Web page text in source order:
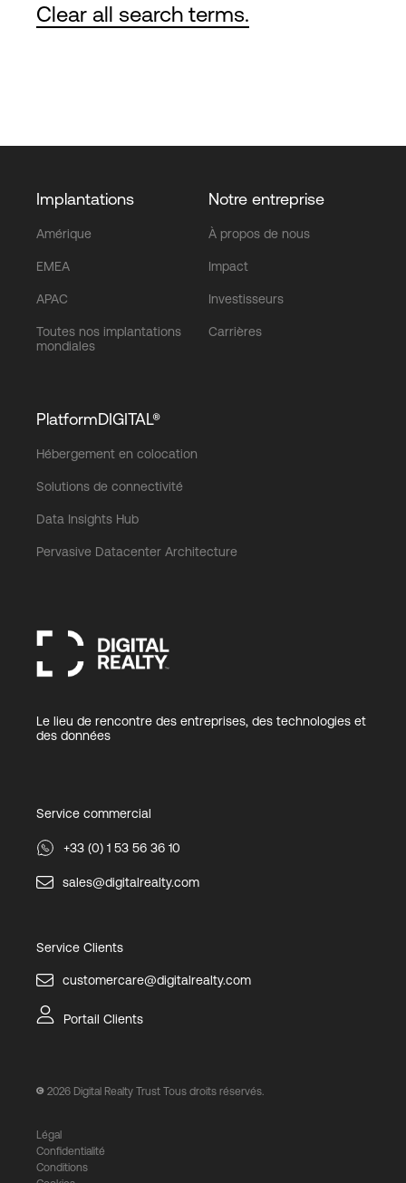
Clear all search terms.
Implantations
Amérique
EMEA
APAC
Toutes nos implantations
mondiales
Notre entreprise
À propos de nous
Impact
Investisseurs
Carrières
PlatformDIGITAL®
Hébergement en colocation
Solutions de connectivité
Data Insights Hub
Pervasive Datacenter Architecture
Le lieu de rencontre des entreprises, des technologies et
des données
Service commercial
+33 (0) 1 53 56 36 10
sales@digitalrealty.com
Service Clients
customercare@digitalrealty.com
Portail Clients
2026 Digital Realty Trust Tous droits réservés.
Légal
Confidentialité
Conditions